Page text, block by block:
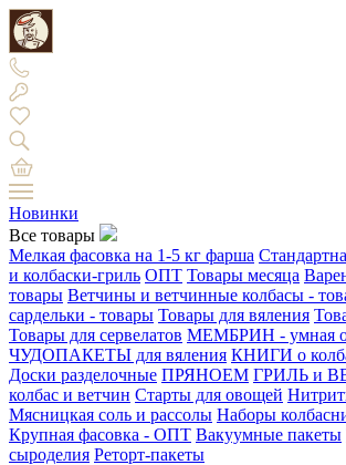
Новинки
Все товары
Мелкая фасовка на 1-5 кг фарша
и колбаски-гриль ОПТ Товары месяца
товары Ветчины и ветчинные колбасы -
сардельки - товары Товары для вяления
Товары для сервелатов МЕМБРИН - умная
ЧУДОПАКЕТЫ для вяления КНИГИ о
Доски разделочные ПРЯНОЕМ ГРИЛЬ и
колбас и ветчин Старты для овощей
Мясницкая соль и рассолы Наборы
Крупная фасовка - ОПТ Вакуумные пакеты
сыроделия Реторт-пакеты